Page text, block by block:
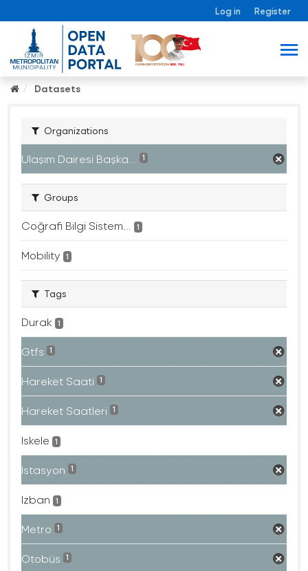
Log in Register
Datasets
Organizations
Ulaşım Dairesi Başka... 1
Groups
Coğrafi Bilgi Sistem... 1
Mobility 1
Tags
Durak 1
Gtfs 1
Hareket Saati 1
Hareket Saatleri 1
Iskele 1
Istasyon 1
Izban 1
Metro 1
Otobüs 1